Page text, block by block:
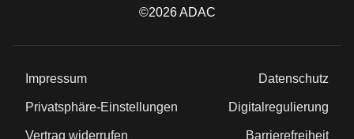
©2026ADAC
Impressum Datenschutz
Privatsphäre-Einstellungen Digitalregulierung
Vertrag widerrufen Barrierefreiheit